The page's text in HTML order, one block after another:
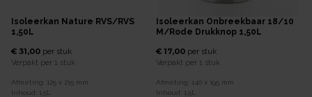
Isoleerkan Nature RVS/RVS
1,50L
€ 31,00 per stuk
Verpakt per 1 stuk
Afmeting: 125 x 215 mm
Inhoud:
1,5L
Isoleerkan Onbreekbaar 18/10
M/rode Drukknop 1,50L
€ 17,00 per stuk
Verpakt per 1 stuk
Afmeting: 140 x 195 mm
Inhoud:
1,5L